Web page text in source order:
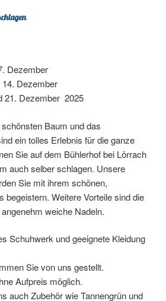
Dezember
Dezember
21. Dezember 2025
Baum und das
ein tolles Erlebnis für die ganze
Sie auf dem Bühlerhof bei Lörrach
auch selber schlagen. Unsere
Sie mit ihrem schönen,
begeistern. Weitere Vorteile sind die
weiche Nadeln.
Schuhwerk und geeignete Kleidung
Sie von uns gestellt.
Aufpreis möglich.
auch Zubehör wie Tannengrün und